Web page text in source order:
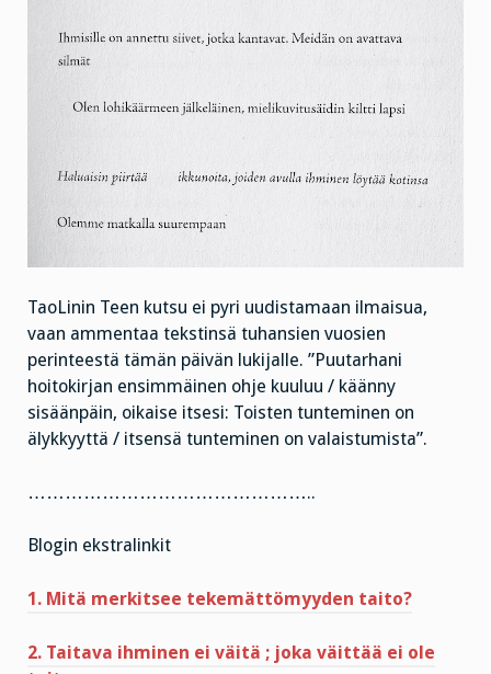
TaoLinin Teen kutsu ei pyri uudistamaan ilmaisua,
vaan ammentaa tekstinsä tuhansien vuosien
perinteestä tämän päivän lukijalle. ”Puutarhani
hoitokirjan ensimmäinen ohje kuuluu / käänny
sisäänpäin, oikaise itsesi: Toisten tunteminen on
älykkyyttä / itsensä tunteminen on valaistumista”.
………………………………………..
Blogin ekstralinkit
1. Mitä merkitsee tekemättömyyden taito?
2. Taitava ihminen ei väitä ; joka väittää ei ole